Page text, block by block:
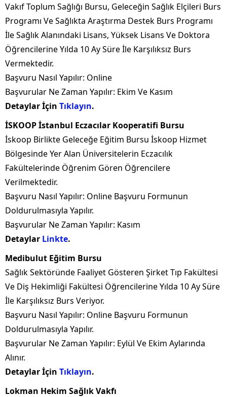
Vakıf Toplum Sağlığı Bursu, Geleceğin Sağlık Elçileri Burs
Programı Ve Sağlıkta Araştırma Destek Burs Programı
İle Sağlık Alanındaki Lisans, Yüksek Lisans Ve Doktora
Öğrencilerine Yılda 10 Ay Süre İle Karşılıksız Burs
Vermektedir.
Başvuru Nasıl Yapılır: Online
Başvurular Ne Zaman Yapılır: Ekim Ve Kasım
Detaylar İçin Tıklayın.
İSKOOP İstanbul Eczacılar Kooperatifi Bursu
İskoop Birlikte Geleceğe Eğitim Bursu İskoop Hizmet
Bölgesinde Yer Alan Üniversitelerin Eczacılık
Fakültelerinde Öğrenim Gören Öğrencilere
Verilmektedir.
Başvuru Nasıl Yapılır: Online Başvuru Formunun
Doldurulmasıyla Yapılır.
Başvurular Ne Zaman Yapılır: Kasım
Detaylar Linkte.
Medibulut Eğitim Bursu
Sağlık Sektöründe Faaliyet Gösteren Şirket Tıp Fakültesi
Ve Diş Hekimliği Fakültesi Öğrencilerine Yılda 10 Ay Süre
İle Karşılıksız Burs Veriyor.
Başvuru Nasıl Yapılır: Online Başvuru Formunun
Doldurulmasıyla Yapılır.
Başvurular Ne Zaman Yapılır: Eylül Ve Ekim Aylarında
Alınır.
Detaylar İçin Tıklayın.
Lokman Hekim Sağlık Vakfı